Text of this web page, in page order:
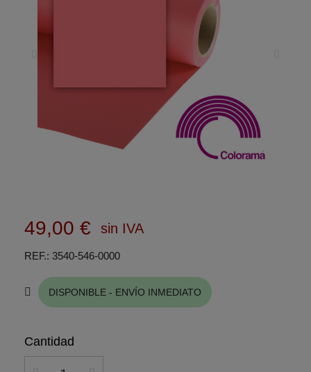
49,00 € sin IVA
REF. 3540-546-0000
DISPONIBLE - ENVÍO INMEDIATO
Cantidad